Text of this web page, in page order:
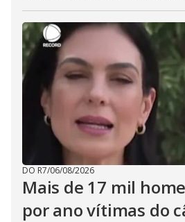
DO R7/06/08/2026
Mais de 17 mil
por ano vítimas do